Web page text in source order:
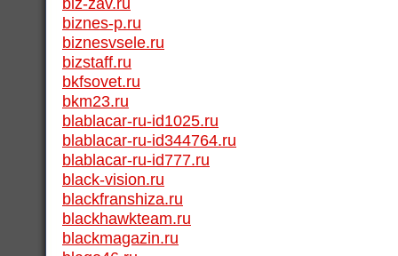
biznes-p.ru
biznesvsele.ru
bizstaff.ru
bkfsovet.ru
bkm23.ru
blablacar-ru-id1025.ru
blablacar-ru-id344764.ru
blablacar-ru-id777.ru
black-vision.ru
blackfranshiza.ru
blackhawkteam.ru
blackmagazin.ru